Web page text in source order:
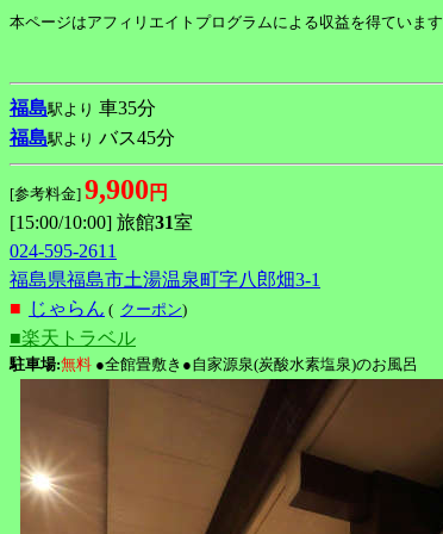
本ページはアフィリエイトプログラムによる収益を得ています
福島駅より 車35分
福島駅より バス45分
[参考料金] 9,900 円
[15:00/10:00] 旅館31室
024-595-2611
福島県福島市土湯温泉町字八郎畑3-1
■ じゃらん ( クーポン)
■楽天トラベル
駐車場:無料 ●全館畳敷き●自家源泉(炭酸水素塩泉)のお風呂